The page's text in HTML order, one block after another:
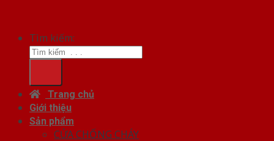
Tìm kiếm:
Trang chủ
Giới thiệu
Sản phẩm
CỬA CHỐNG CHÁY